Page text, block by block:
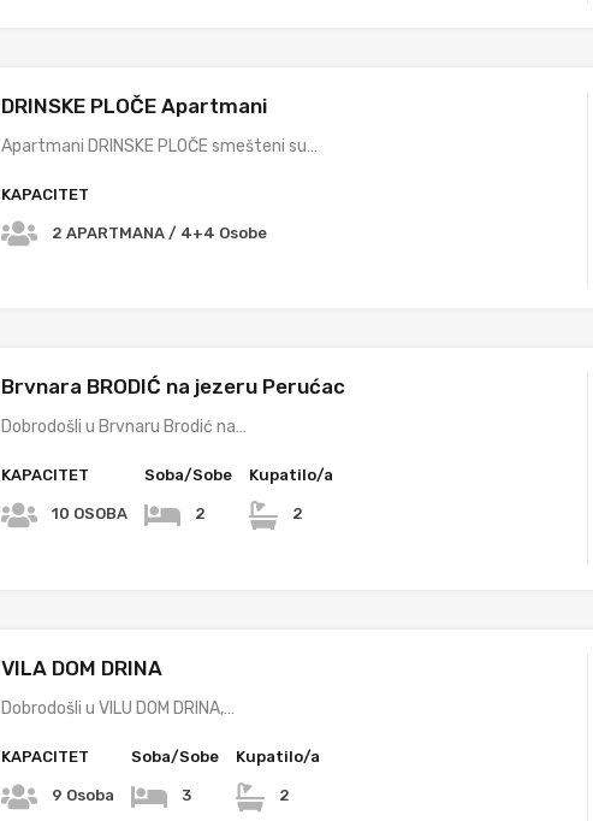
DRINSKE PLOČE Apartmani
Apartmani DRINSKE PLOČE smešteni su…
KAPACITET
2 APARTMANA / 4+4 Osobe
Brvnara BRODIĆ na jezeru Perućac
Dobrodošli u Brvnaru Brodić na…
KAPACITET
10 OSOBA
Soba/Sobe
2
Kupatilo/a
2
VILA DOM DRINA
Dobrodošli u VILU DOM DRINA,…
KAPACITET
9 Osoba
Soba/Sobe
3
Kupatilo/a
2